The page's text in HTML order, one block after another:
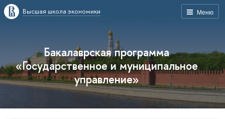
Меню
Высшая школа экономики
Бакалаврская программа
«Государственное и муниципальное
управление»